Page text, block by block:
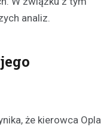
analiz.
że kierowca Opla